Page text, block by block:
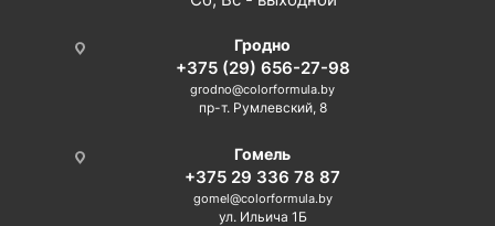
Гродно
+375 (29) 656-27-98
grodno@colorformula.by
пр-т. Румлевский, 8
Гомель
+375 29 336 78 87
gomel@colorformula.by
ул. Ильича 1Б